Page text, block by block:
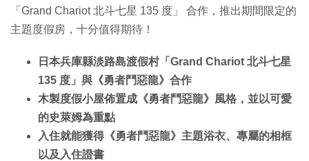
「Grand Chariot 北斗七星 135 度」 合作，推出期間限定的
主題度假房，十分值得期待！
日本兵庫縣淡路島渡假村「Grand Chariot 北斗七星
135 度」與《勇者鬥惡龍》合作
木製度假小屋佈置成《勇者鬥惡龍》風格，並以可愛
的史萊姆為重點
入住就能獲得《勇者鬥惡龍》主題浴衣、專屬的相框
以及入住證書